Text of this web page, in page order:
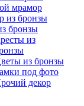
мрамор
бронзы
из
из бронзы
под фото
декор